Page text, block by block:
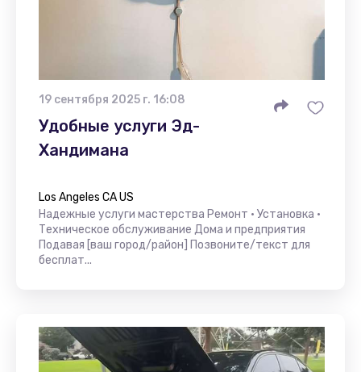
19 сентября 2025 г. 16:08
Удобные услуги Эд-
Хандимана
Los Angeles CA US
Надежные услуги мастерства Ремонт • Установка •
Техническое обслуживание Дома и предприятия
Подавая [ваш город/район] Позвоните/текст для
бесплат...